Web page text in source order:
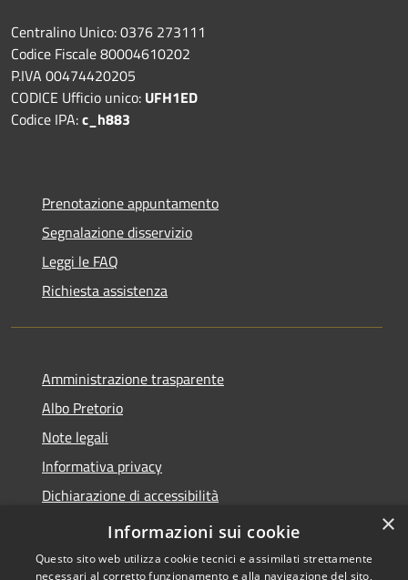
Centralino Unico: 0376 273111
Codice Fiscale 80004610202
P.IVA 00474420205
CODICE Ufficio unico: UFH1ED
Codice IPA:c_h883
Prenotazione appuntamento
Segnalazione disservizio
Leggi le FAQ
Richiesta assistenza
Amministrazione trasparente
Albo Pretorio
Note legali
Informativa privacy
Dichiarazione di accessibilità
Obiettivi di accessibilità
×
Informazioni sui cookie
Questo sito web utilizza cookie tecnici e assimilati strettamente
necessari al corretto funzionamento e alla navigazione del sito,